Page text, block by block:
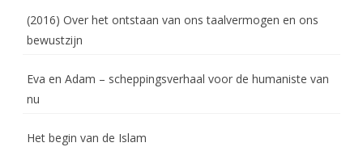
(2016) Over het ontstaan van ons taalvermogen en ons
bewustzijn
Eva en Adam – scheppingsverhaal voor de humaniste van
nu
Het begin van de Islam